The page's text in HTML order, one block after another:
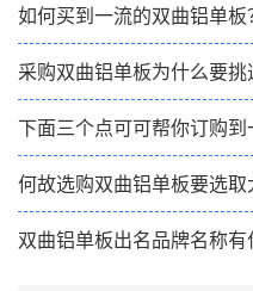
如何买到一流的双曲铝单
采购双曲铝单板为什么要挑
下面三个点可可帮你订购
何故选购双曲铝单板要选取
双曲铝单板出名品牌名称